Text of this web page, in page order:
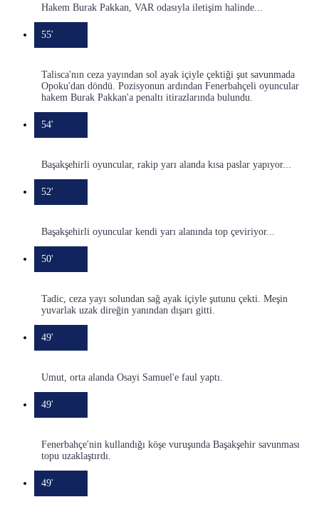
Hakem Burak Pakkan, VAR odasıyla iletişim halinde...
55'
Talisca'nın ceza yayından sol ayak içiyle çektiği şut savunmada
Opoku'dan döndü. Pozisyonun ardından Fenerbahçeli oyuncular
hakem Burak Pakkan'a penaltı itirazlarında bulundu.
54'
Başakşehirli oyuncular, rakip yarı alanda kısa paslar yapıyor...
52'
Başakşehirli oyuncular kendi yarı alanında top çeviriyor...
50'
Tadic, ceza yayı solundan sağ ayak içiyle şutunu çekti. Meşin
yuvarlak uzak direğin yanından dışarı gitti.
49'
Umut, orta alanda Osayi Samuel'e faul yaptı.
49'
Fenerbahçe'nin kullandığı köşe vuruşunda Başakşehir savunması
topu uzaklaştırdı.
49'